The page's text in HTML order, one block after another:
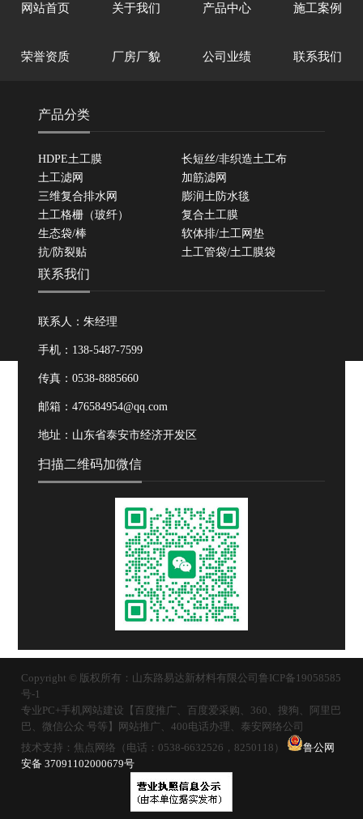
网站首页 关于我们 产品中心 施工案例
荣誉资质 厂房厂貌 公司业绩 联系我们
产品分类
HDPE土工膜
长短丝/非织造土工布
土工滤网
加筋滤网
三维复合排水网
膨润土防水毯
土工格栅（玻纤）
复合土工膜
生态袋/棒
软体排/土工网垫
抗/防裂贴
土工管袋/土工膜袋
联系我们
联系人：朱经理
手机：138-5487-7599
传真：0538-8885660
邮箱：476584954@qq.com
地址：山东省泰安市经济开发区
扫描二维码加微信
Copyright © 版权所有：山东路易达新材料有限公司 鲁ICP备19058585
号-1
专业PC+手机网站建设【百度推广、百度爱采购、360、搜狗、阿里巴
巴、微信公众 号等】网站推广、400电话办理、泰安网络公司
技术支持：焦点网络（电话：0538-6632526，8250118）
鲁公网
安备 37091102000679号